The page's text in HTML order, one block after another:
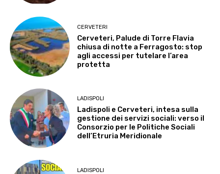
CERVETERI
Cerveteri, Palude di Torre Flavia
chiusa di notte a Ferragosto: stop
agli accessi per tutelare l’area
protetta
LADISPOLI
Ladispoli e Cerveteri, intesa sulla
gestione dei servizi sociali: verso il
Consorzio per le Politiche Sociali
dell’Etruria Meridionale
LADISPOLI